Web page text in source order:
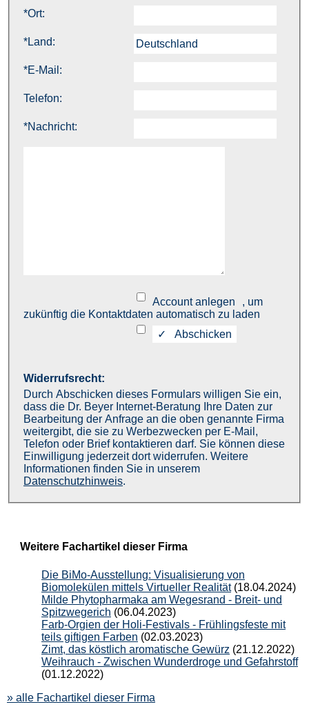
*Ort:
*Land:
*E-Mail:
Telefon:
*Nachricht:
Account anlegen
, um
zukünftig die Kontaktdaten automatisch zu laden
Widerrufsrecht:
Durch Abschicken dieses Formulars willigen Sie ein,
dass die Dr. Beyer Internet-Beratung Ihre Daten zur
Bearbeitung der Anfrage an die oben genannte Firma
weitergibt, die sie zu Werbezwecken per E-Mail,
Telefon oder Brief kontaktieren darf. Sie können diese
Einwilligung jederzeit dort widerrufen. Weitere
Informationen finden Sie in unserem
Datenschutzhinweis.
Weitere Fachartikel dieser Firma
Die BiMo-Ausstellung: Visualisierung von
Biomolekülen mittels Virtueller Realität(18.04.2024)
Milde Phytopharmaka am Wegesrand - Breit- und
Spitzwegerich (06.04.2023)
Farb-Orgien der Holi-Festivals - Frühlingsfeste mit
teils giftigen Farben (02.03.2023)
Zimt, das köstlich aromatische Gewürz (21.12.2022)
Weihrauch - Zwischen Wunderdroge und Gefahrstoff
(01.12.2022)
» alle Fachartikel dieser Firma